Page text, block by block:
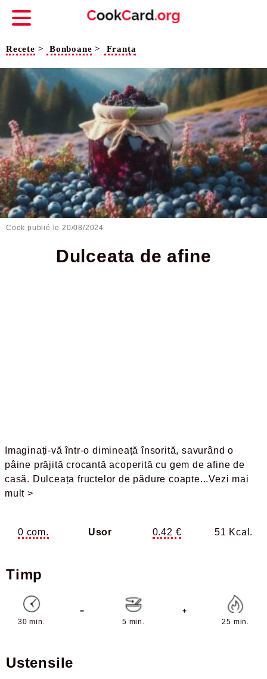
Recete > Bonboane > Franța
Cook publié le20/08/2024
Dulceata de afine
Imaginați-vă într-o dimineață însorită, savurând o
pâine prăjită crocantă acoperită cu gem de afine de
casă. Dulceața fructelor de pădure coapte...Vezi mai
mult >
0 com. Usor 0.42 € 51 Kcal.
Timp
30 min.
=
5 min.
+
25 min.
Ustensile